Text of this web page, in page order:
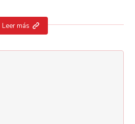
Leer más